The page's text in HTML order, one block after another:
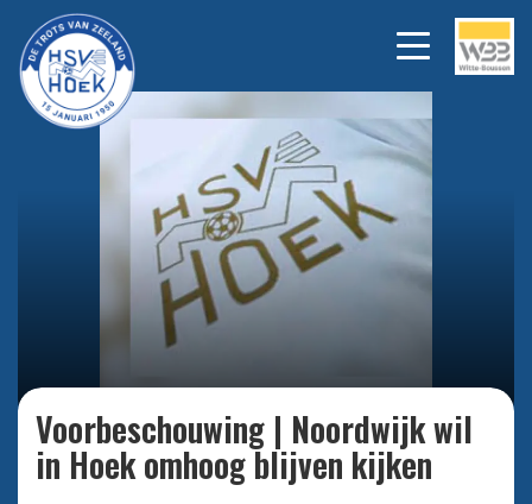
Voorbeschouwing | Noordwijk wil
in Hoek omhoog blijven kijken